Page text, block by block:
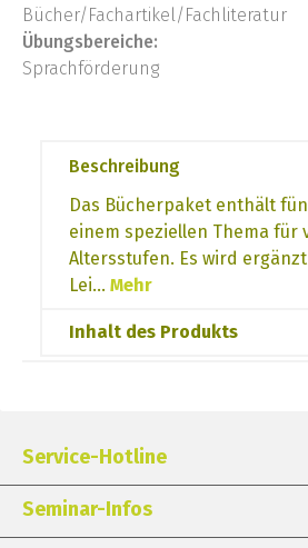
Bücher/Fachartikel/Fachliteratur
Übungsbereiche:
Sprachförderung
Beschreibung
Das Bücherpaket enthält
einem speziellen Thema für
Altersstufen. Es wird
Lei… Mehr
Inhalt des Produkts
Service-Hotline
Seminar-Infos